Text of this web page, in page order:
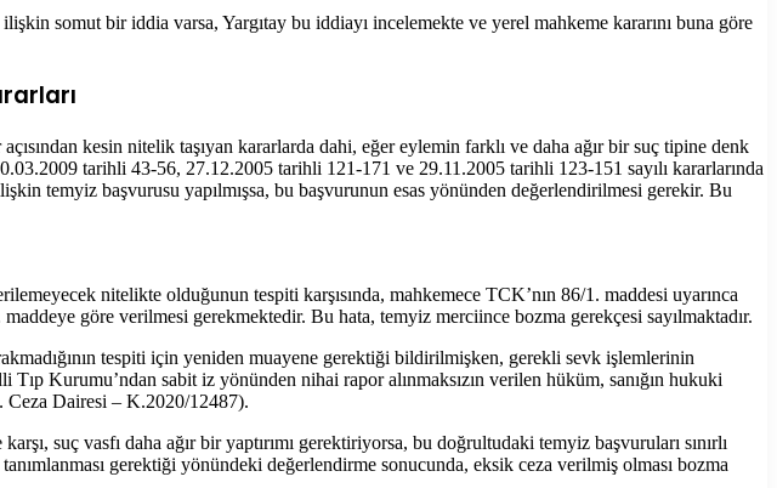
somut bir iddia varsa, Yargıtay bu iddiayı incelemekte ve yerel mahkeme kararını buna göre
kesin nitelik taşıyan kararlarda dahi, eğer eylemin farklı ve daha ağır bir suç tipine denk
tarihli 43-56, 27.12.2005 tarihli 121-171 ve 29.11.2005 tarihli 123-151 sayılı kararlarında
temyiz başvurusu yapılmışsa, bu başvurunun esas yönünden değerlendirilmesi gerekir. Bu
nitelikte olduğunun tespiti karşısında, mahkemece TCK’nın 86/1. maddesi uyarınca
göre verilmesi gerekmektedir. Bu hata, temyiz merciince bozma gerekçesi sayılmaktadır.
tespiti için yeniden muayene gerektiği bildirilmişken, gerekli sevk işlemlerinin
Kurumu’ndan sabit iz yönünden nihai rapor alınmaksızın verilen hüküm, sanığın hukuki
Ceza Dairesi – K.2020/12487).
suç vasfı daha ağır bir yaptırımı gerektiriyorsa, bu doğrultudaki temyiz başvuruları sınırlı
gerektiği yönündeki değerlendirme sonucunda, eksik ceza verilmiş olması bozma